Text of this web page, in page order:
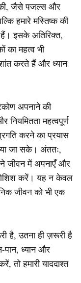
की, जैसे पजल्स और
हमारे मस्तिष्क की
हैं। इसके अतिरिक्त,
का महत्व भी
करते हैं और ध्यान
अपनाने की
नियमितता महत्वपूर्ण
करने का प्रयास
जा सके। अंततः,
जीवन में अपनाएँ और
करें। यह न केवल
जीवन को भी एक
है, उतना ही ज़रूरी है
पान, ध्यान और
तो हमारी याददाश्त